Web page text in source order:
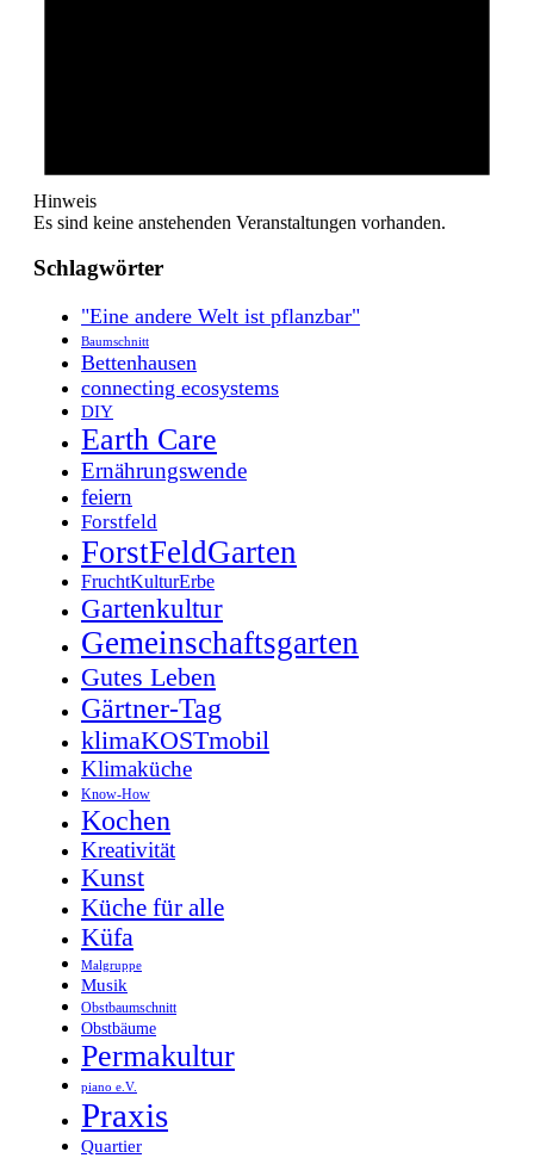
Hinweis
Es sind keine anstehenden Veranstaltungen vorhanden.
Schlagwörter
"Eine andere Welt ist pflanzbar"
Baumschnitt
Bettenhausen
connecting ecosystems
DIY
Earth Care
Ernährungswende
feiern
Forstfeld
ForstFeldGarten
FruchtKulturErbe
Gartenkultur
Gemeinschaftsgarten
Gutes Leben
Gärtner-Tag
klimaKOSTmobil
Klimaküche
Know-How
Kochen
Kreativität
Kunst
Küche für alle
Küfa
Malgruppe
Musik
Obstbaumschnitt
Obstbäume
Permakultur
piano e.V.
Praxis
Quartier